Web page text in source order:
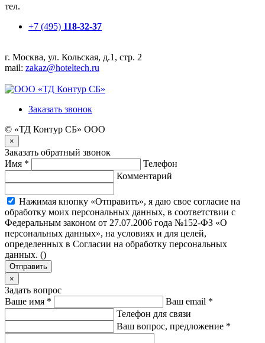
тел.
+7 (495) 118-32-37
г. Москва, ул. Кольская, д.1, стр. 2
mail: zakaz@hoteltech.ru
Заказать звонок
© «ТД Контур СБ» ООО
×
Заказать обратный звонок
Имя *
Телефон
Комментарий
Нажимая кнопку «Отправить», я даю свое согласие на
обработку моих персональных данных, в соответствии с
Федеральным законом от 27.07.2006 года №152-ФЗ «О
персональных данных», на условиях и для целей,
определенных в Согласии на обработку персональных
данных. ()
Отправить
×
Задать вопрос
Ваше имя * Ваш email *
Телефон для связи
Ваш вопрос, предложение *